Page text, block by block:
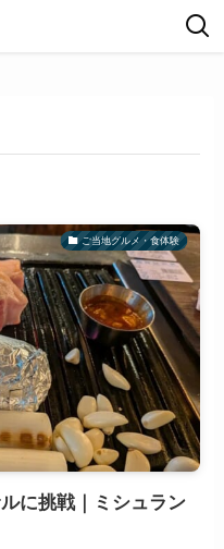
ご当地グルメ・食体験
に挑戦｜ミシュラン